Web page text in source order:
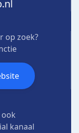
op zoek?
kanaal